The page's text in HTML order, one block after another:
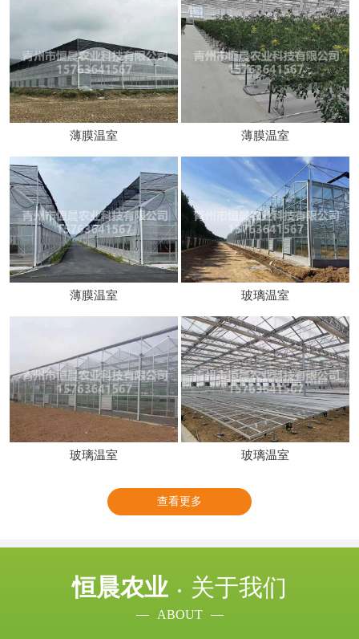
薄膜温室 薄膜温室
薄膜温室 玻璃温室
玻璃温室 玻璃温室
查看更多
恒晨农业 关于我们
ABOUT